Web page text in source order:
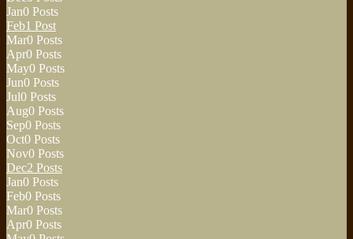
Jan0 Posts
Feb1 Post
Mar0 Posts
Apr0 Posts
May0 Posts
Jun0 Posts
Jul0 Posts
Aug0 Posts
Sep0 Posts
Oct0 Posts
Nov0 Posts
Dec2 Posts
Jan0 Posts
Feb0 Posts
Mar0 Posts
Apr0 Posts